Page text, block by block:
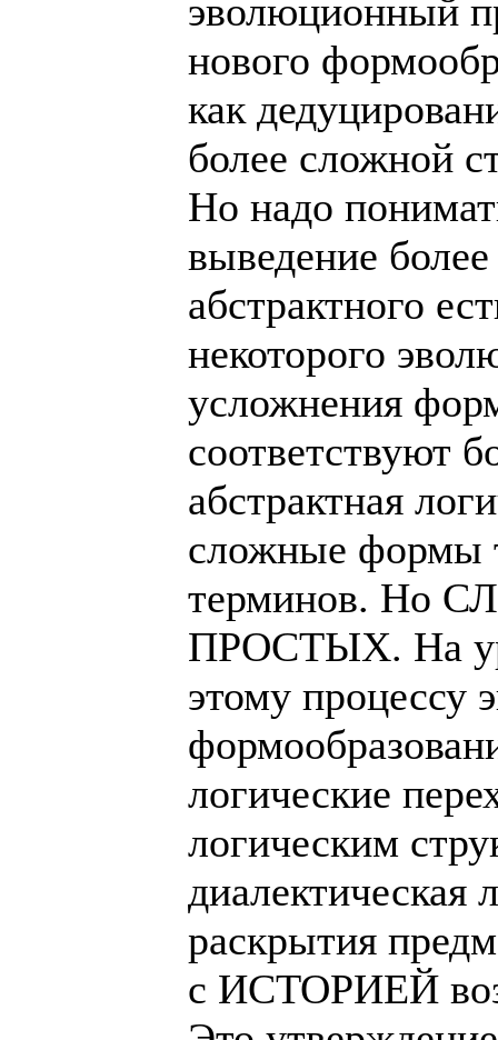
эволюционный
нового
как
более сложной
Но надо
выведение
абстрактного
некоторого
усложнения
соответствуют
абстрактная
сложные формы
терминов. Но
ПРОСТЫХ. На
этому процессу
логические
логическим
диалектическая
раскрытия
с ИСТОРИЕЙ